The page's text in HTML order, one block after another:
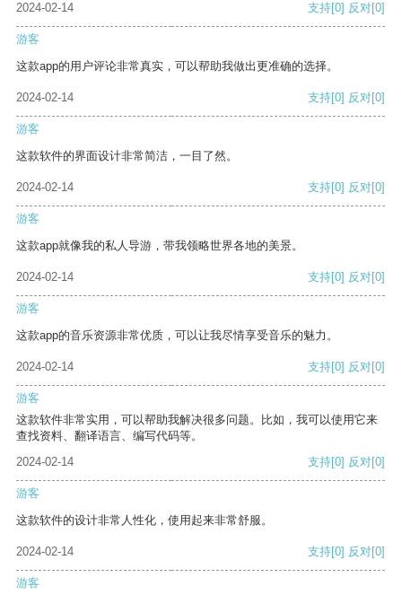
2024-02-14 支持[0] 反对[0]
游客
这款app的用户评论非常真实，可以帮助我做出更准确的选择。
2024-02-14 支持[0] 反对[0]
游客
这款软件的界面设计非常简洁，一目了然。
2024-02-14 支持[0] 反对[0]
游客
这款app就像我的私人导游，带我领略世界各地的美景。
2024-02-14 支持[0] 反对[0]
游客
这款app的音乐资源非常优质，可以让我尽情享受音乐的魅力。
2024-02-14 支持[0] 反对[0]
游客
这款软件非常实用，可以帮助我解决很多问题。比如，我可以使用它来
查找资料、翻译语言、编写代码等。
2024-02-14
支持[0] 反对[0]
游客
这款软件的设计非常人性化，使用起来非常舒服。
2024-02-14 支持[0] 反对[0]
游客